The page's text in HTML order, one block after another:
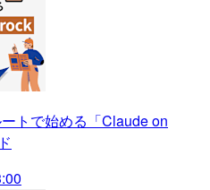
トで始める「Claude on